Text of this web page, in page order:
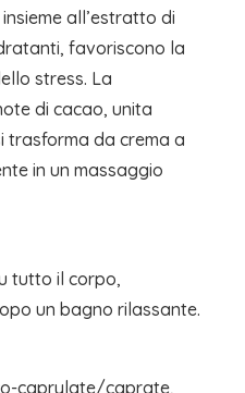
all’estratto di
favoriscono la
stress. La
di cacao, unita
trasforma da crema a
in un massaggio
tutto il corpo,
un bagno rilassante.
caprylate/caprate,